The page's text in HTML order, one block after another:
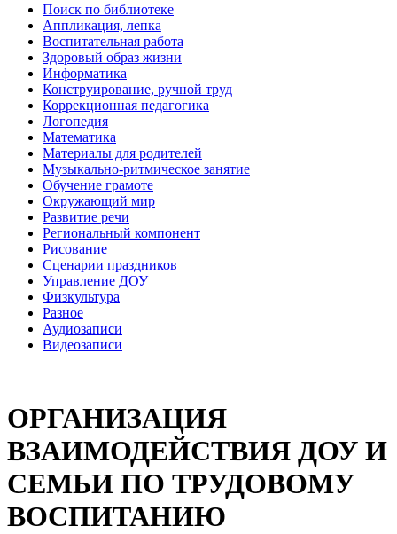
Поиск по библиотеке
Аппликация, лепка
Воспитательная работа
Здоровый образ жизни
Информатика
Конструирование, ручной труд
Коррекционная педагогика
Логопедия
Математика
Материалы для родителей
Музыкально-ритмическое занятие
Обучение грамоте
Окружающий мир
Развитие речи
Региональный компонент
Рисование
Сценарии праздников
Управление ДОУ
Физкультура
Разное
Аудиозаписи
Видеозаписи
ОРГАНИЗАЦИЯ
ВЗАИМОДЕЙСТВИЯ ДОУ И
СЕМЬИ ПО ТРУДОВОМУ
ВОСПИТАНИЮ